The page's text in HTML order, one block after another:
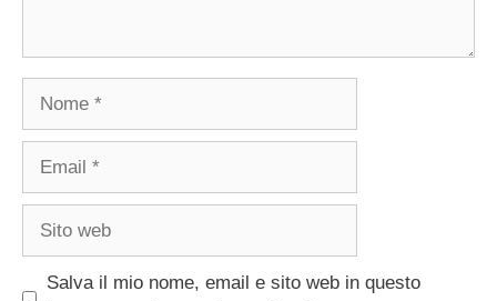
Nome
Email
Sito
Salva il mio nome, email e sito web in questo